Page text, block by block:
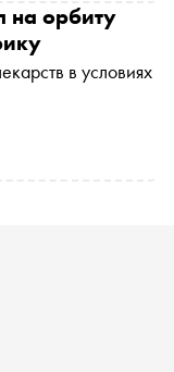
на орбиту
в условиях